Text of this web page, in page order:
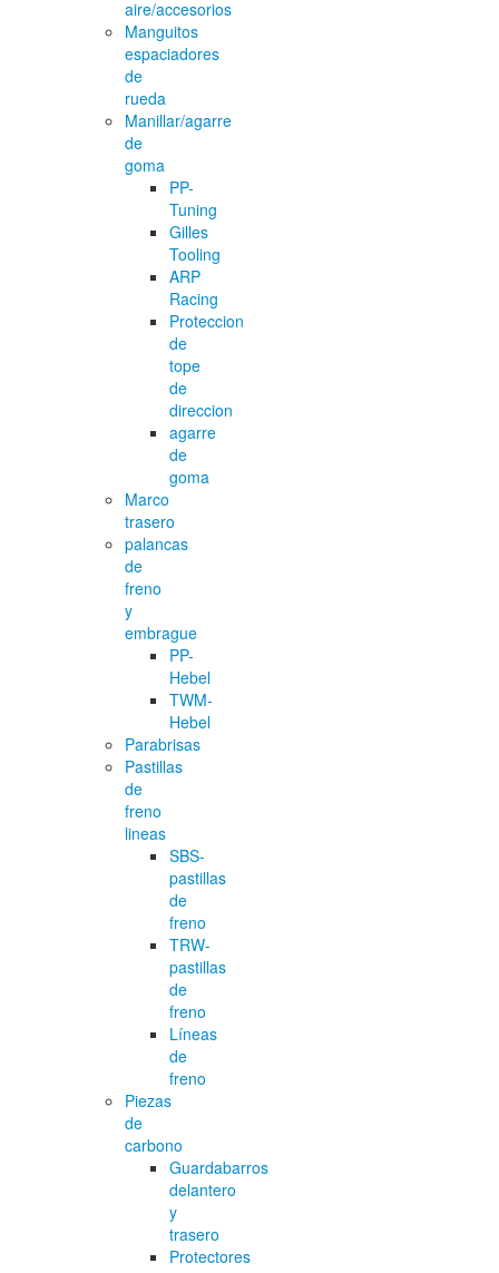
aire/accesorios
Manguitos
espaciadores
de
rueda
Manillar/agarre
de
goma
PP-
Tuning
Gilles
Tooling
ARP
Racing
Proteccion
de
tope
de
direccion
agarre
de
goma
Marco
trasero
palancas
de
freno
y
embrague
PP-
Hebel
TWM-
Hebel
Parabrisas
Pastillas
de
freno
lineas
SBS-
pastillas
de
freno
TRW-
pastillas
de
freno
Líneas
de
freno
Piezas
de
carbono
Guardabarros
delantero
y
trasero
Protectores